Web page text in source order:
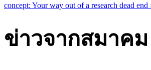
concept: Your way out of a research dead
ข่าวจากสมาคม